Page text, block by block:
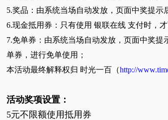
5.奖品：由系统当场自动发放，页面中奖提示
6.现金抵用券：只有使用 银联在线 支付时，
7.免单券：由系统当场自动发放，页面中奖
单券，进行免单使用；
本活动最终解释权归 时光一百（http://
活动奖项设置：
5元不限额使用抵用券